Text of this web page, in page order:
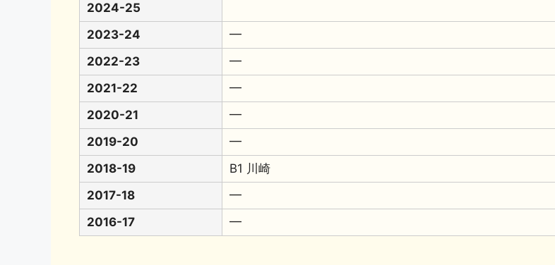
2024-25
2023-24
━
2022-23
━
2021-22
━
2020-21
━
2019-20
━
2018-19
B1 川崎
2017-18
━
2016-17
━